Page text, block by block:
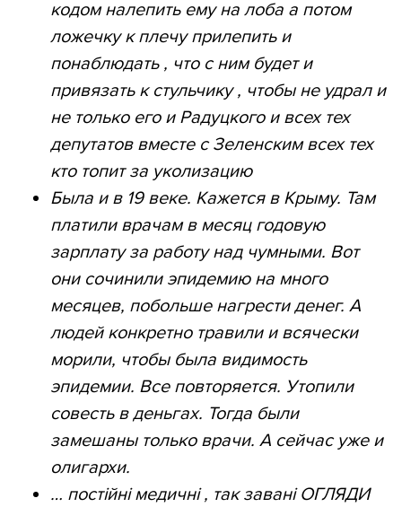
кодом налепить ему на лоба а потом
ложечку к плечу прилепить и
понаблюдать , что с ним будет и
привязать к стульчику , чтобы не удрал и
не только его и Радуцкого и всех тех
депутатов вместе с Зеленским всех тех
кто топит за уколизацию
Была и в 19 веке. Кажется в Крыму. Там
платили врачам в месяц годовую
зарплату за работу над чумными. Вот
они сочинили эпидемию на много
месяцев, побольше нагрести денег. А
людей конкретно травили и всячески
морили, чтобы была видимость
эпидемии. Все повторяется. Утопили
совесть в деньгах. Тогда были
замешаны только врачи. А сейчас уже и
олигархи.
… постійні медичні , так завані ОГЛЯДИ